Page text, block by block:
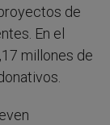
de
En el
millones de